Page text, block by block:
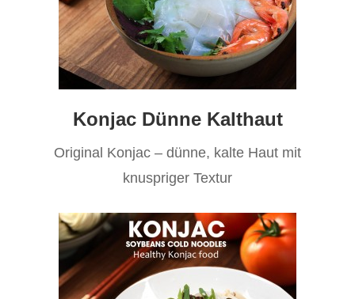
Konjac Dünne Kalthaut
Original Konjac – dünne, kalte Haut mit
knuspriger Textur